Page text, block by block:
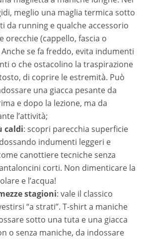
meglio una maglia termica sotto
da running e qualche accessorio
orecchie (cappello, fascia o
se fa freddo, evita indumenti
o che ostacolino la traspirazione
di coprire le estremità. Può
una giacca pesante da
e dopo la lezione, ma da
l’attività;
caldi: scopri parecchia superficie
indumenti leggeri e
canottiere tecniche senza
corti. Non dimenticare la
e l’acqua!
stagioni: vale il classico
“a strati”. T-shirt a maniche
sotto una tuta e una giacca
o senza maniche, da indossare